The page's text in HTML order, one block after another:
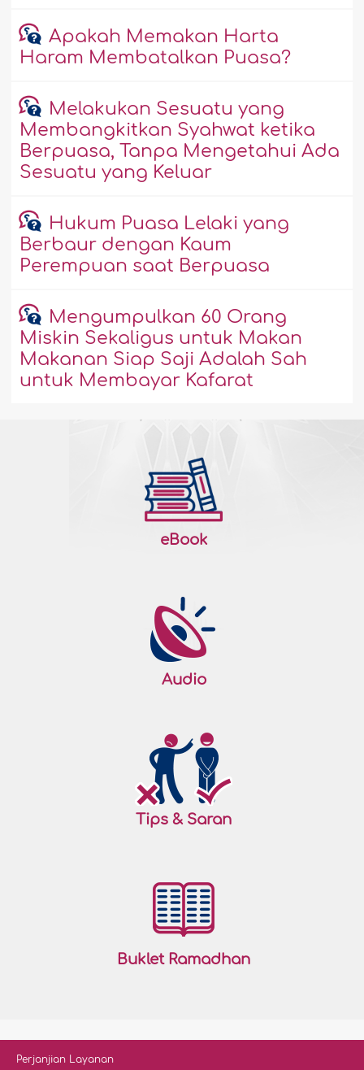
Apakah Memakan Harta
Haram Membatalkan Puasa?
Melakukan Sesuatu yang
Membangkitkan Syahwat ketika
Berpuasa, Tanpa Mengetahui Ada
Sesuatu yang Keluar
Hukum Puasa Lelaki yang
Berbaur dengan Kaum
Perempuan saat Berpuasa
Mengumpulkan 60 Orang
Miskin Sekaligus untuk Makan
Makanan Siap Saji Adalah Sah
untuk Membayar Kafarat
eBook
Audio
Tips & Saran
Buklet Ramadhan
Perjanjian Layanan